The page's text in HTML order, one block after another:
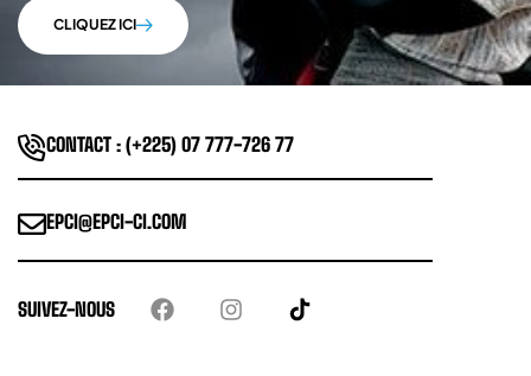
CLIQUEZ ICI
CONTACT : (+225) 07 777-726 77
EPCI@EPCI-CI.COM
SUIVEZ-NOUS